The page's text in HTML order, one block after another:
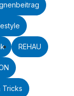
REHAU
Tricks